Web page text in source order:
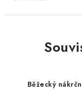
Běžecký